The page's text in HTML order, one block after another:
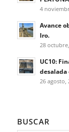
4
Avance
Iro.
28
UC10:
desalada
26 agosto,
BUSCAR